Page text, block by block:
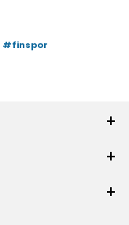
#finspor